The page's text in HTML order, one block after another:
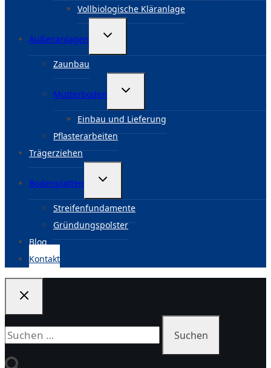
Vollbiologische Kläranlage
Außenanlagen
Untermenü
Zaunbau
Mutterboden
Untermenü
Einbau und Lieferung
Pflasterarbeiten
Trägerziehen
Bodenplatten
Untermenü
Streifenfundamente
Gründungspolster
Blog
Kontakt
Suchen
nach: